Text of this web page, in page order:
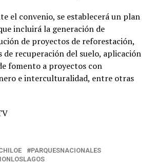
el convenio, se establecerá un plan
incluirá la generación de
de proyectos de reforestación,
de recuperación del suelo, aplicación
fomento a proyectos con
e interculturalidad, entre otras
PARQUESNACIONALES